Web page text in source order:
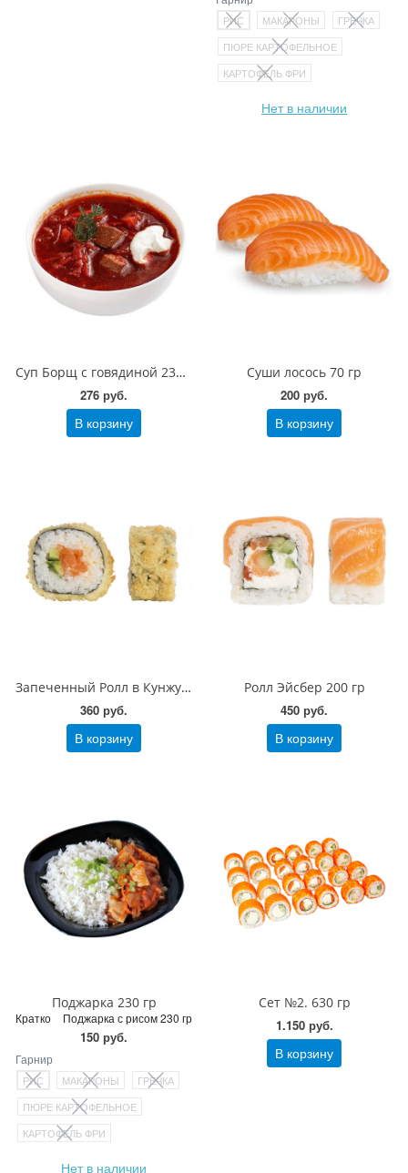
РИС МАКАРОНЫ
ГРЕЧКА
ПЮРЕ КАРТОФЕЛЬНОЕ
КАРТОФЕЛЬ ФРИ
Нет в наличии
Суп Борщ с говядиной 230 гр
276 руб.
В корзину
Суши лосось 70 гр
200 руб.
В корзину
Запеченный Ролл в Кунжуте с лососем 200 гр
360 руб.
В корзину
Ролл Эйсбер 200 гр
450 руб.
В корзину
Поджарка 230 гр
Кратко Поджарка с рисом 230 гр
150 руб.
Гарнир
РИС МАКАРОНЫ
ГРЕЧКА
ПЮРЕ КАРТОФЕЛЬНОЕ
КАРТОФЕЛЬ ФРИ
Нет в наличии
Сет №2. 630 гр
1.150 руб.
В корзину